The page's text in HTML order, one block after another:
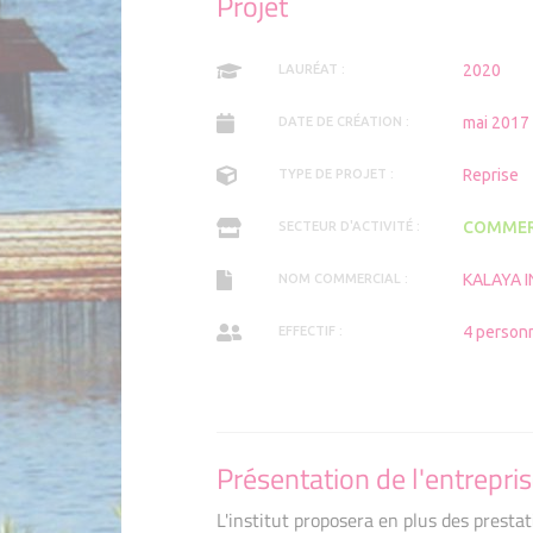
LAURÉAT : 2020
DATE DE CRÉATION : mai 2017
TYPE DE PROJET : Reprise
SECTEUR D'ACTIVITÉ :
NOM COMMERCIAL : KALAYA
EFFECTIF : 4
Présentation de
L'institut proposera en plus des